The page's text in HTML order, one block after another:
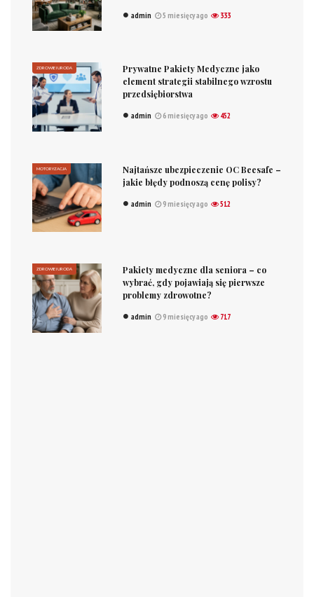
admin 5 miesięcy ago 333
ZDROWIE I URODA
Prywatne Pakiety Medyczne jako
element strategii stabilnego wzrostu
przedsiębiorstwa
admin 6 miesięcy ago 452
MOTORYZACJA
Najtańsze ubezpieczenie OC Beesafe –
jakie błędy podnoszą cenę polisy?
admin 9 miesięcy ago 512
ZDROWIE I URODA
Pakiety medyczne dla seniora – co
wybrać, gdy pojawiają się pierwsze
problemy zdrowotne?
admin 9 miesięcy ago 717